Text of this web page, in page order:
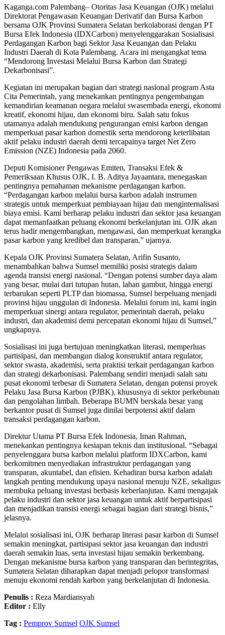
Kaganga.com Palembang– Otoritas Jasa Keuangan (OJK) melalui
Direktorat Pengawasan Keuangan Derivatif dan Bursa Karbon
bersama OJK Provinsi Sumatera Selatan berkolaborasi dengan PT
Bursa Efek Indonesia (IDXCarbon) menyelenggarakan Sosialisasi
Perdagangan Karbon bagi Sektor Jasa Keuangan dan Pelaku
Industri Daerah di Kota Palembang. Acara ini mengangkat tema
“Mendorong Investasi Melalui Bursa Karbon dan Strategi
Dekarbonisasi”.
Kegiatan ini merupakan bagian dari strategi nasional program Asta
Cita Pemerintah, yang menekankan pentingnya pengembangan
kemandirian keamanan negara melalui swasembada energi, ekonomi
kreatif, ekonomi hijau, dan ekonomi biru. Salah satu fokus
utamanya adalah mendukung pengurangan emisi karbon dengan
memperkuat pasar karbon domestik serta mendorong keterlibatan
aktif pelaku industri daerah demi tercapainya target Net Zero
Emission (NZE) Indonesia pada 2060.
Deputi Komisioner Pengawas Emiten, Transaksi Efek &
Pemeriksaan Khusus OJK, I. B. Aditya Jayaantara, menegaskan
pentingnya pemahaman mekanisme perdagangan karbon.
“Perdagangan karbon melalui bursa karbon adalah instrumen
strategis untuk memperkuat pembiayaan hijau dan menginternalisasi
biaya emisi. Kami berharap pelaku industri dan sektor jasa keuangan
dapat memanfaatkan peluang ekonomi berkelanjutan ini. OJK akan
terus hadir mengembangkan, mengawasi, dan memperkuat kerangka
pasar karbon yang kredibel dan transparan,” ujarnya.
Kepala OJK Provinsi Sumatera Selatan, Arifin Susanto,
menambahkan bahwa Sumsel memiliki posisi strategis dalam
agenda transisi energi nasional. “Dengan potensi sumber daya alam
yang besar, mulai dari tutupan hutan, lahan gambut, hingga energi
terbarukan seperti PLTP dan biomassa, Sumsel berpeluang menjadi
provinsi hijau unggulan di Indonesia. Melalui forum ini, kami ingin
memperkuat sinergi antara regulator, pemerintah daerah, pelaku
industri, dan akademisi demi percepatan ekonomi hijau di Sumsel,”
ungkapnya.
Sosialisasi ini juga bertujuan meningkatkan literasi, memperluas
partisipasi, dan membangun dialog konstruktif antara regulator,
sektor swasta, akademisi, serta praktisi terkait perdagangan karbon
dan strategi dekarbonisasi. Palembang sendiri menjadi salah satu
pusat ekonomi terbesar di Sumatera Selatan, dengan potensi proyek
Pelaku Jasa Bursa Karbon (PJBK), khususnya di sektor perkebunan
dan pengolahan limbah. Beberapa BUMN berskala besar yang
berkantor pusat di Sumsel juga dinilai berpotensi aktif dalam
transaksi perdagangan karbon.
Direktur Utama PT Bursa Efek Indonesia, Iman Rahman,
menekankan pentingnya kesiapan teknis dan institusional. “Sebagai
penyelenggara bursa karbon melalui platform IDXCarbon, kami
berkomitmen menyediakan infrastruktur perdagangan yang
transparan, akuntabel, dan efisien. Kehadiran bursa karbon adalah
langkah penting mendukung upaya nasional menuju NZE, sekaligus
membuka peluang investasi berbasis keberlanjutan. Kami mengajak
pelaku industri dan sektor jasa keuangan untuk aktif berpartisipasi
dan menjadikan transisi energi sebagai bagian dari strategi bisnis,”
jelasnya.
Melalui sosialisasi ini, OJK berharap literasi pasar karbon di Sumsel
semakin meningkat, partisipasi sektor jasa keuangan dan industri
daerah semakin luas, serta investasi hijau semakin berkembang.
Dengan mekanisme bursa karbon yang transparan dan berintegritas,
Sumatera Selatan diharapkan dapat menjadi pelopor transformasi
menuju ekonomi rendah karbon yang berkelanjutan di Indonesia.
Penulis : Reza Mardiansyah
Editor : Elly
Tag : Pemprov Sumsel OJK Sumsel